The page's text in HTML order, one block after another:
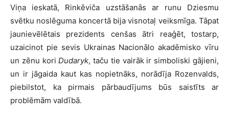
Viņa ieskatā, Rinkēviča uzstāšanās ar runu Dziesmu
svētku noslēguma koncertā bija visnotaļ veiksmīga. Tāpat
jaunievēlētais prezidents cenšas ātri reaģēt, tostarp,
uzaicinot pie sevis Ukrainas Nacionālo akadēmisko vīru
un zēnu koriDudaryk, taču tie vairāk ir simboliski gājieni,
un ir jāgaida kaut kas nopietnāks, norādīja Rozenvalds,
piebilstot, ka pirmais pārbaudījums būs saistīts ar
problēmām valdībā.